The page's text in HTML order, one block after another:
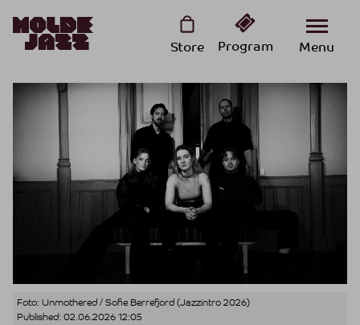
Store Program Menu
Foto: Unmothered / Sofie Berrefjord (Jazzintro 2026)
Published: 02.06.2026 12:05